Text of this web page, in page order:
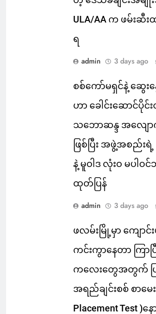
ULA/AA က ဖမ်း
ရ
admin 3 days ago
စစ်ကော်မရှင်နဲ့ ဆွေးနွ
ဟာ ခေါင်းဆောင်ပိုင်
သဘောဆန္ဒ အလျေ
ဖြစ်ပြီး အဖွဲ့အစည်း
နဲ့ မူဝါဒ လုံးဝ မပါဝ
ထုတ်ပြန်
admin 3 days ago
ဖလမ်းမြို့မှာ ကျောင်
ကင်းကွာနေတာ ကြာပ
ကလေးတွေအတွက်
အရည်ချင်းစစ် စာမေ
Placement Test )